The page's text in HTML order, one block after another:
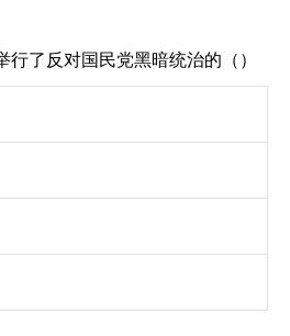
了反对国民党黑暗统治的（）